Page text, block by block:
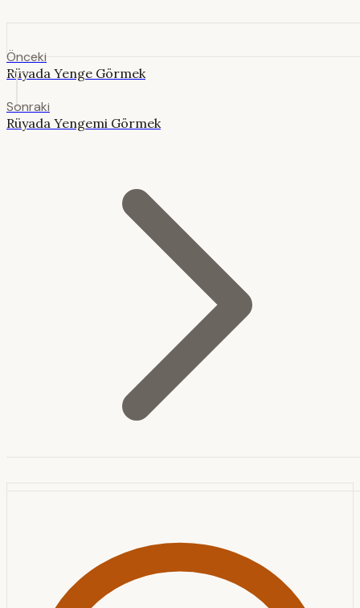
Önceki
Rüyada Yenge Görmek
Sonraki
Rüyada Yengemi Görmek